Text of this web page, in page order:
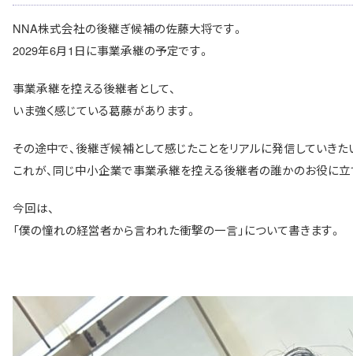
NNA株式会社の後継ぎ候補の佐藤大将です。
2029年6月1日に事業承継の予定です。
事業承継を控える後継者として、
いま強く感じている葛藤があります。
その途中で、後継ぎ候補として感じたことをリアルに発信していきた
これが、同じ中小企業で事業承継を控える後継者の誰かのお役に
今回は、
「僕の憧れの経営者から言われた衝撃の一言」について書きます。